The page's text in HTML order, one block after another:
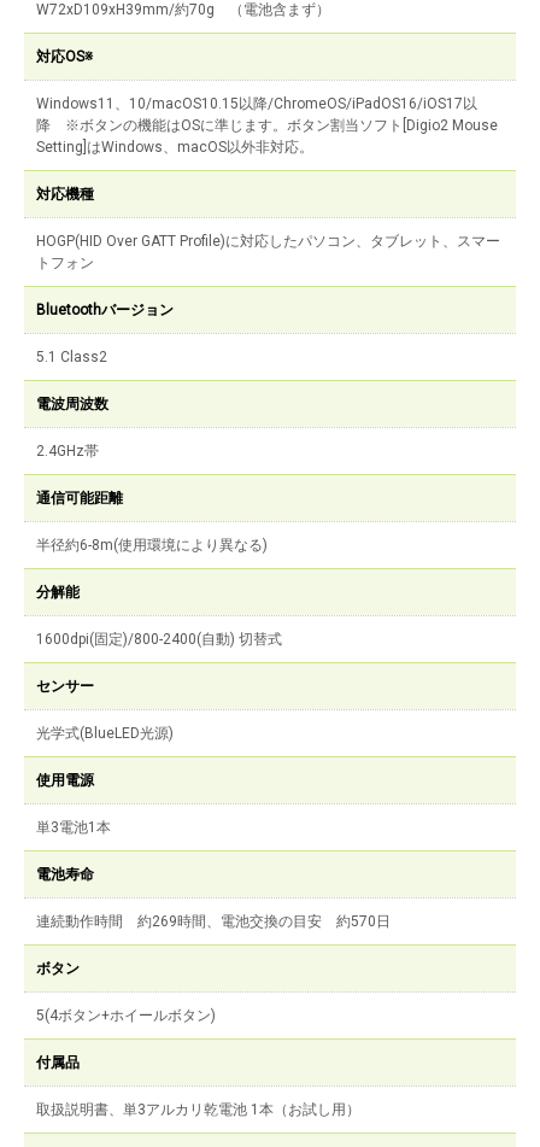
W72xD109xH39mm/約70g （電池含まず）
対応OS※
Windows11、10/macOS10.15以降/ChromeOS/iPadOS16/iOS17以
降 ※ボタンの機能はOSに準じます。ボタン割当ソフト[Digio2 Mouse
Setting]はWindows、macOS以外非対応。
対応機種
HOGP(HID Over GATT Profile)に対応したパソコン、タブレット、スマー
トフォン
Bluetoothバージョン
5.1 Class2
電波周波数
2.4GHz帯
通信可能距離
半径約6-8m(使用環境により異なる)
分解能
1600dpi(固定)/800-2400(自動) 切替式
センサー
光学式(BlueLED光源)
使用電源
単3電池1本
電池寿命
連続動作時間 約269時間、電池交換の目安 約570日
ボタン
5(4ボタン+ホイールボタン)
付属品
取扱説明書、単3アルカリ乾電池 1本（お試し用）